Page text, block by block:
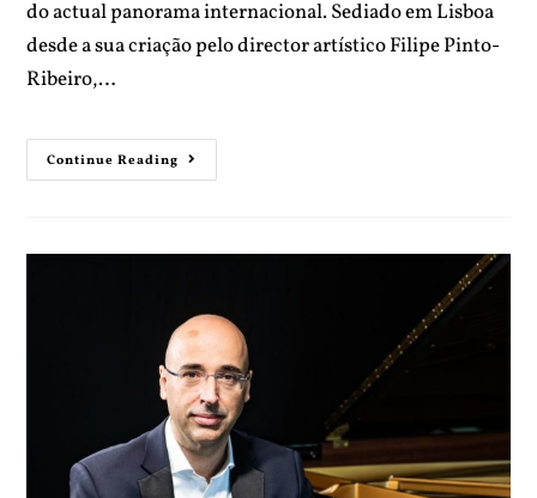
do actual panorama internacional. Sediado em Lisboa
desde a sua criação pelo director artístico Filipe Pinto-
Ribeiro,…
Continue Reading